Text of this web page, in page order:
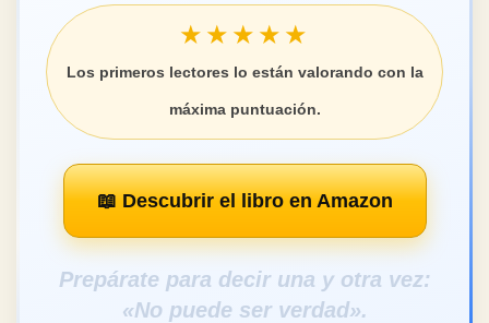
★★★★★
Los primeros lectores lo están valorando con la
máxima puntuación.
📖 Descubrir el libro en Amazon
Prepárate para decir una y otra vez:
«No puede ser verdad».